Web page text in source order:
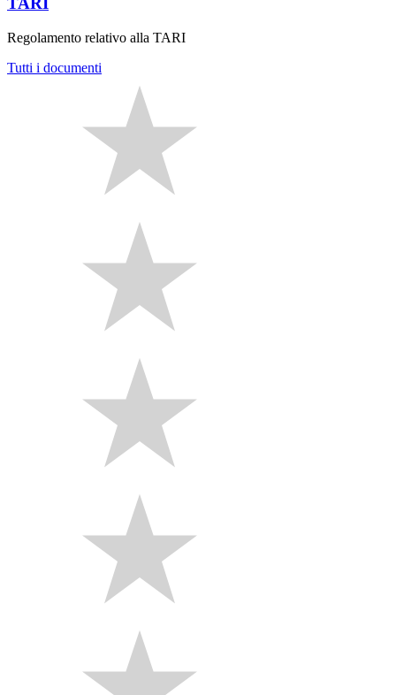
Regolamento relativo alla TARI
Tutti i documenti